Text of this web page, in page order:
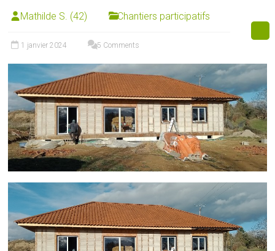
Mathilde S. (42) Chantiers participatifs
1 janvier 2024 5 Comments